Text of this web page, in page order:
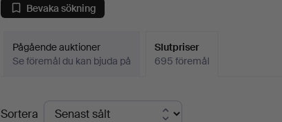
Bevaka sökning
Pågående auktioner
Se föremål du kan bjuda på
Slutpriser
695 föremål
Slutpriser
Sortera